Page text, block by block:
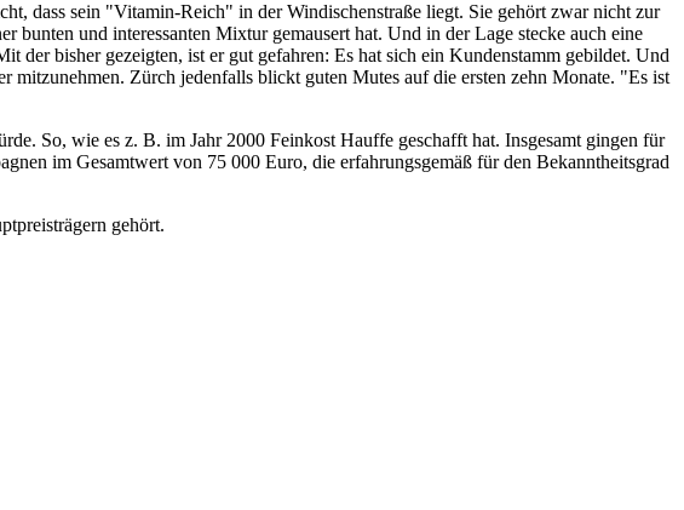
dass sein "Vitamin-Reich" in der Windischenstraße liegt. Sie gehört zwar nicht zur
und interessanten Mixtur gemausert hat. Und in der Lage stecke auch eine
der bisher gezeigten, ist er gut gefahren: Es hat sich ein Kundenstamm gebildet. Und
mitzunehmen. Zürch jedenfalls blickt guten Mutes auf die ersten zehn Monate. "Es ist
So, wie es z. B. im Jahr 2000 Feinkost Hauffe geschafft hat. Insgesamt gingen für
im Gesamtwert von 75 000 Euro, die erfahrungsgemäß für den Bekanntheitsgrad
gehört.